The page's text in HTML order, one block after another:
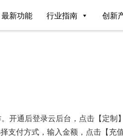
最新功能 行业指南 创新
开通后登录云后台，点击【定制
支付方式，输入金额，点击【充值